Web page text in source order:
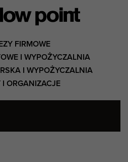
FIRMOWE
I WYPOŻYCZALNIA
I WYPOŻYCZALNIA
ORGANIZACJE